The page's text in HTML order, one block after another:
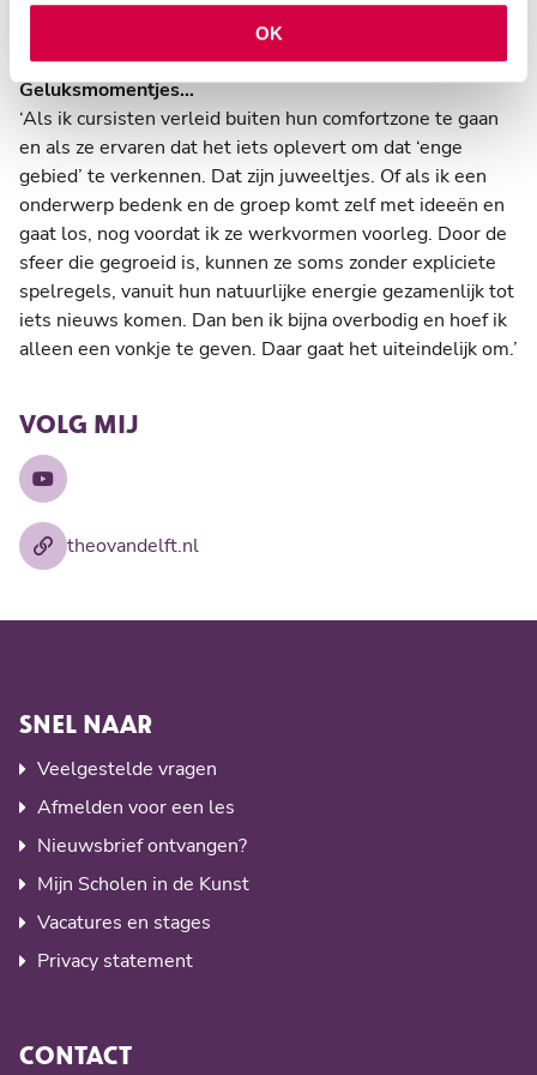
OK
met bijvoorbeeld het thema achtervolgen leent zich
natuurlijk voor vrolijk gezamenlijk exploreren!’
Geluksmomentjes…
‘Als ik cursisten verleid buiten hun comfortzone te gaan
en als ze ervaren dat het iets oplevert om dat ‘enge
gebied’ te verkennen. Dat zijn juweeltjes. Of als ik een
onderwerp bedenk en de groep komt zelf met ideeën en
gaat los, nog voordat ik ze werkvormen voorleg. Door de
sfeer die gegroeid is, kunnen ze soms zonder expliciete
spelregels, vanuit hun natuurlijke energie gezamenlijk tot
iets nieuws komen. Dan ben ik bijna overbodig en hoef ik
alleen een vonkje te geven. Daar gaat het uiteindelijk om.’
VOLG MIJ
theovandelft.nl
SNEL NAAR
Veelgestelde vragen
Afmelden voor een les
Nieuwsbrief ontvangen?
Mijn Scholen in de Kunst
Vacatures en stages
Privacy statement
CONTACT